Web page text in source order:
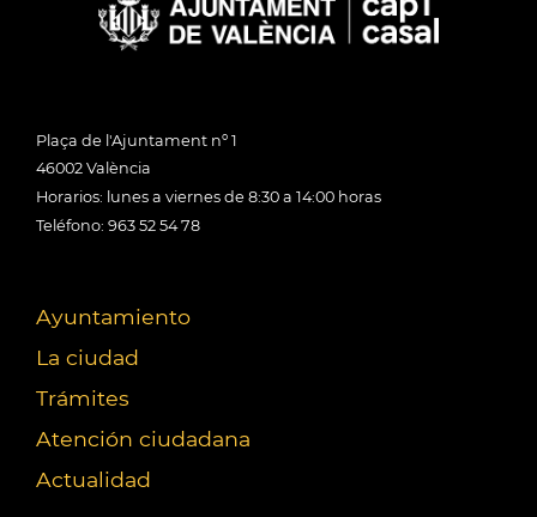
Plaça de l'Ajuntament nº 1
46002 València
Horarios: lunes a viernes de 8:30 a 14:00 horas
Teléfono: 963 52 54 78
Ayuntamiento
La ciudad
Trámites
Atención ciudadana
Actualidad